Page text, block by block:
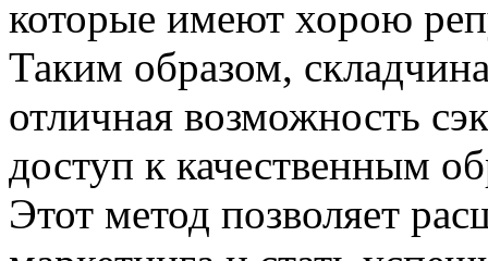
которые имеют хорою
Таким образом,
отличная возможность
доступ к качественным
Этот метод позволяет